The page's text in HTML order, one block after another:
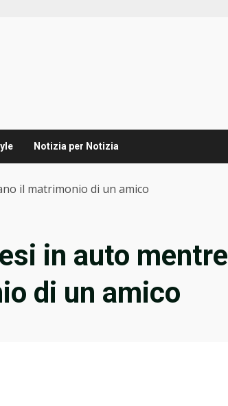
Notizia per Notizia
il matrimonio di un amico
in auto mentre
di un amico